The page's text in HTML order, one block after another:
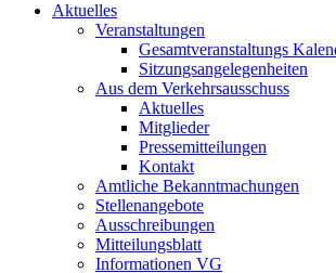
Aktuelles
Veranstaltungen
Gesamtveranstaltungs
Sitzungsangelegenheiten
Aus dem Verkehrsausschuss
Aktuelles
Mitglieder
Pressemitteilungen
Kontakt
Amtliche Bekanntmachungen
Stellenangebote
Ausschreibungen
Mitteilungsblatt
Informationen VG